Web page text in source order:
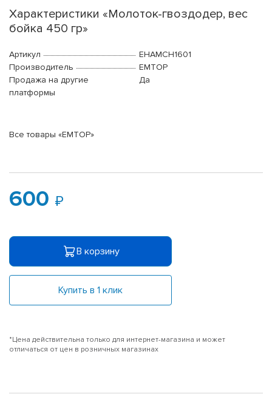
Характеристики «Молоток-гвоздодер, вес
бойка 450 гр»
Артикул
EHAMCH1601
Производитель
EMTOP
Продажа на другие
платформы
Да
Все товары «EMTOP»
600
В корзину
Купить в 1 клик
*Цена действительна только для интернет-магазина и может
отличаться от цен в розничных магазинах